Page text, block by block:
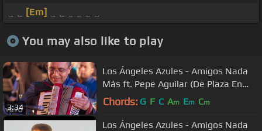
[Em]
You may also like to play
3:34
Los Ángeles Azules - Amigos Nada
Más ft. Pepe Aguilar (De Plaza En
Plaza)
Chords: G F C Am Em Cm
Los Ángeles Azules - Amigos Nada